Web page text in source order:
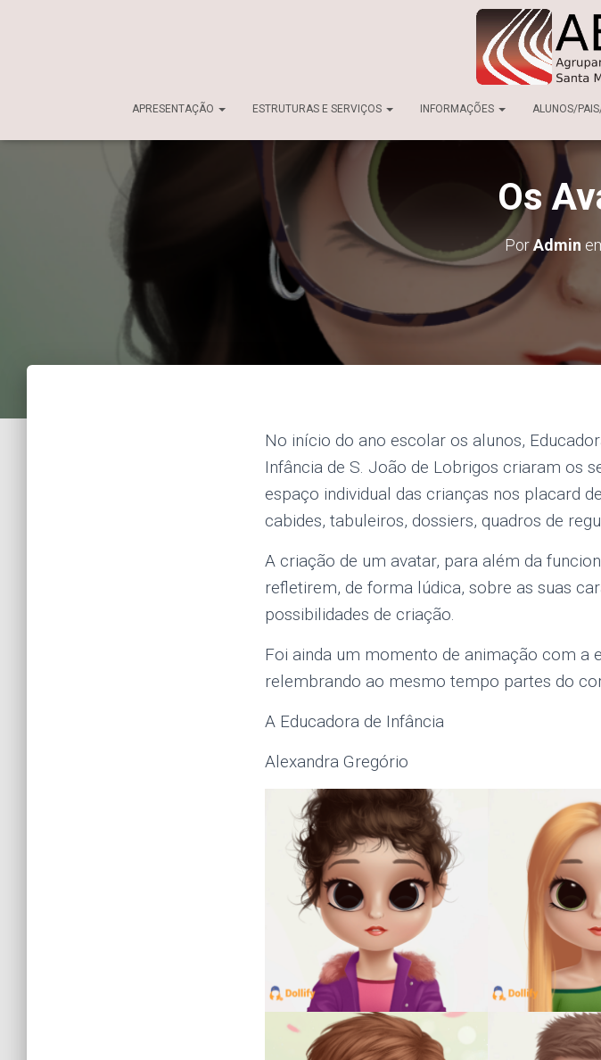
APRESENTAÇÃO ESTRUTURAS E SERVIÇOS INFORMAÇÕES ALUNOS/
Os
PorAdmin
No início do ano escolar os alunos,
Infância de S. João de Lobrigos criaram os
espaço individual das crianças nos placard
cabides, tabuleiros, dossiers, quadros de
A criação de um avatar, para além da
refletirem, de forma lúdica, sobre as suas
possibilidades de criação.
Foi ainda um momento de animação com a
relembrando ao mesmo tempo partes do
A Educadora de Infância
Alexandra Gregório